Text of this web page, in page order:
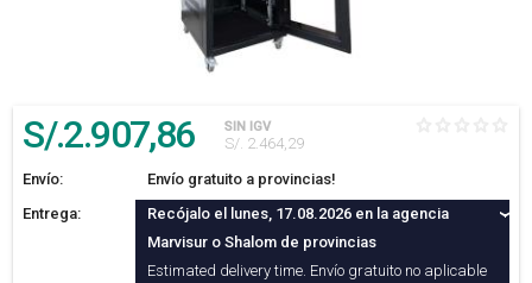
S/.2.907,86 SIN IGV
S/. 2.464,29
Envío:
Envío gratuito a provincias!
Entrega:
Recójalo el lunes, 17.08.2026 en la agencia
Marvisur o Shalom de provincias
Estimated delivery time. Envío gratuito no aplicable